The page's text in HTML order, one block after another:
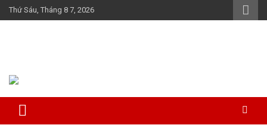
Skip
to
Thứ Sáu, Tháng 8 7, 2026